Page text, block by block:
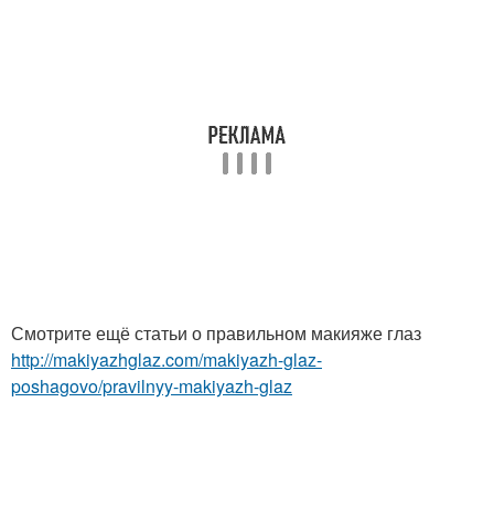
Смотрите ещё статьи о правильном макияже глаз
http://makiyazhglaz.com/makiyazh-glaz-
poshagovo/pravilnyy-makiyazh-glaz